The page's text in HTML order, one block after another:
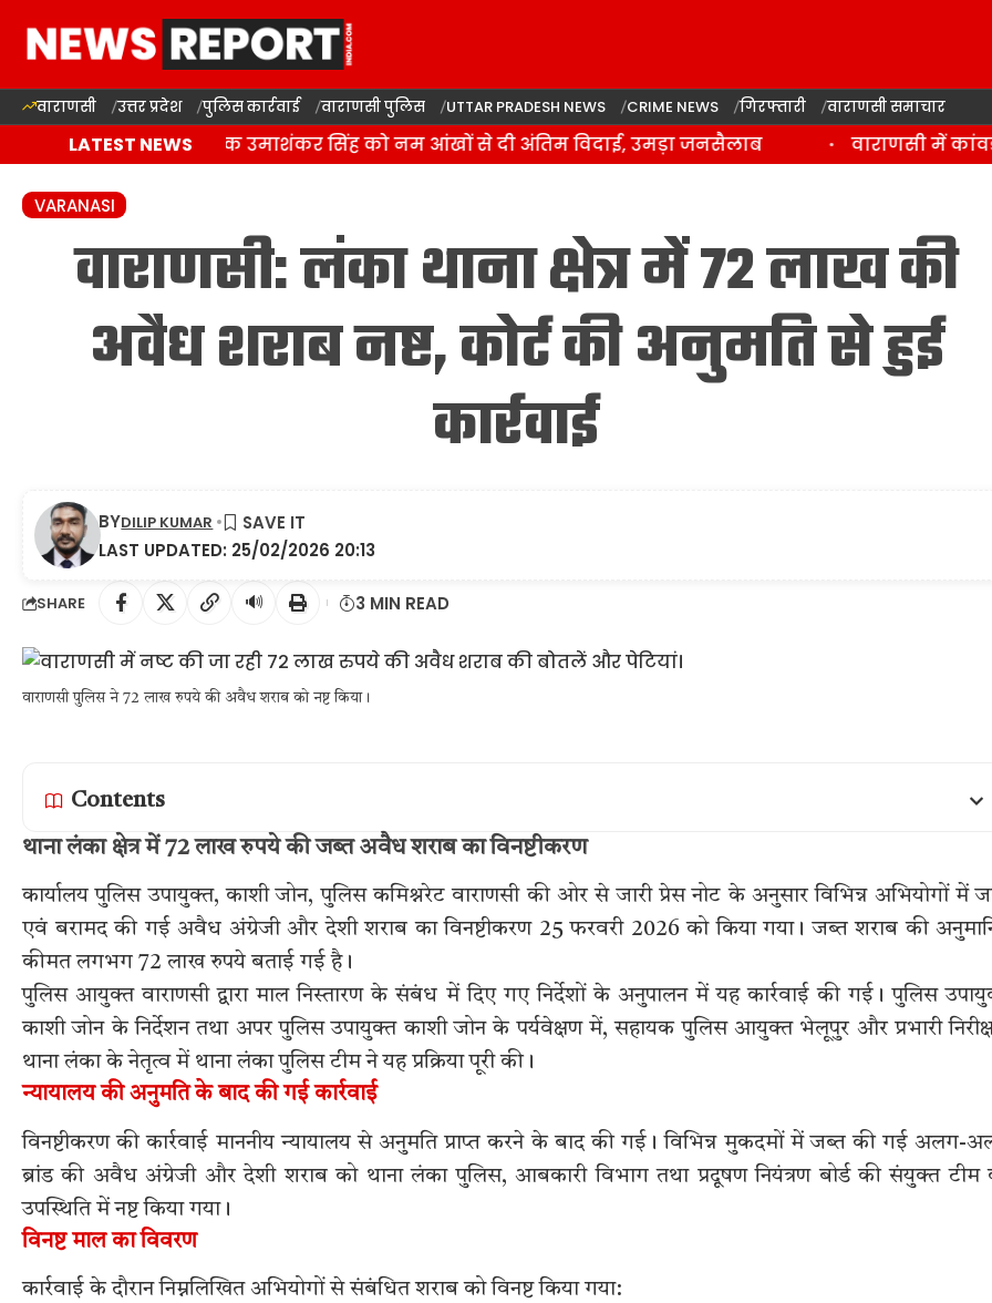
वाराणसी उत्तर प्रदेश पुलिस कार्रवाई वाराणसी पुलिस UTTAR PRADESH NEWS CRIME NEWS गिरफ्तारी वाराणसी समाचार
LATEST NEWS
बलिया में बसपा विधायक उमाशंकर सिंह को नम आंखों से दी अंतिम विदाई, उमड़ा जनसैलाब वाराणसी में कांवड़
VARANASI
वाराणसी: लंका थाना क्षेत्र में 72 लाख की
अवैध शराब नष्ट, कोर्ट की अनुमति से हुई
कार्रवाई
LAST UPDATED: 25/02/2026 20:13
BYDILIP KUMAR
SHARE 🔊 3 MIN READ
वाराणसी पुलिस ने 72 लाख रुपये की अवैध शराब को नष्ट किया।
Contents
थाना लंका क्षेत्र में 72 लाख रुपये की जब्त अवैध शराब का विनष्टीकरण
कार्यालय पुलिस उपायुक्त, काशी जोन, पुलिस कमिश्नरेट वाराणसी की ओर से जारी प्रेस नोट के अनुसार विभिन्न अभियोगों में
एवं बरामद की गई अवैध अंग्रेजी और देशी शराब का विनष्टीकरण 25 फरवरी 2026 को किया गया। जब्त शराब की
कीमत लगभग 72 लाख रुपये बताई गई है।
पुलिस आयुक्त वाराणसी द्वारा माल निस्तारण के संबंध में दिए गए निर्देशों के अनुपालन में यह कार्रवाई की गई। पुलिस
काशी जोन के निर्देशन तथा अपर पुलिस उपायुक्त काशी जोन के पर्यवेक्षण में, सहायक पुलिस आयुक्त भेलूपुर और प्रभारी
थाना लंका के नेतृत्व में थाना लंका पुलिस टीम ने यह प्रक्रिया पूरी की।
न्यायालय की अनुमति के बाद की गई कार्रवाई
विनष्टीकरण की कार्रवाई माननीय न्यायालय से अनुमति प्राप्त करने के बाद की गई। विभिन्न मुकदमों में जब्त की गई अलग-
ब्रांड की अवैध अंग्रेजी और देशी शराब को थाना लंका पुलिस, आबकारी विभाग तथा प्रदूषण नियंत्रण बोर्ड की संयुक्त टीम
उपस्थिति में नष्ट किया गया।
विनष्ट माल का विवरण
कार्रवाई के दौरान निम्नलिखित अभियोगों से संबंधित शराब को विनष्ट किया गया: